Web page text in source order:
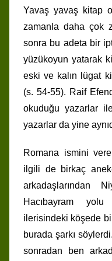
Yavaş yavaş kitap
zamanla daha çok
sonra bu adeta bir
yüzükoyun yatarak
eski ve kalın lügat
(s. 54-55). Raif
okuduğu yazarlar
yazarlar da yine
Romana ismini
ilgili de birkaç
arkadaşlarından
Hacıbayram
ilerisindeki köşede
burada şarkı
sonradan ben